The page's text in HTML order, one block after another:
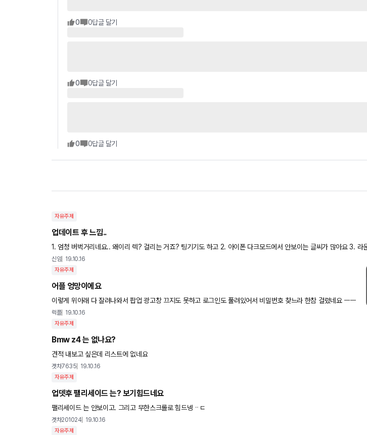
0 0답글 달기
0 0답글 달기
0 0답글 달기
자유주제
업데이트 후 느낌..
1. 엄청 버벅거리네요.. 왜이리 렉? 걸리는 거죠? 팅기기도 하고 2. 아이폰 다크모드에서 안보이는 글씨가 많아요 3. 라운지가 게시글
비교글하고 병합된거 같은데.. 이전 구조가 더 눈에 들어
신임 19.10.16
자유주제
어플 엉망이에요
이렇게 위아래 다 잘려나와서 팝업 광고창 끄지도 못하고 로그인도 풀려있어서 비밀번호 찾느라 한참 걸렸네요 ㅡㅡ
럭플 19.10.16
자유주제
Bmw z4 는 없나요?
견적 내보고 싶은데 리스트에 없네요
겟차7635 19.10.16
자유주제
업뎃후 팰리세이드 는? 보기힘드네요
팰리세이드 는 안보이고. 그리고 무한스크롤로 힘드넹ᆢㄷ
겟차201024 19.10.16
자유주제